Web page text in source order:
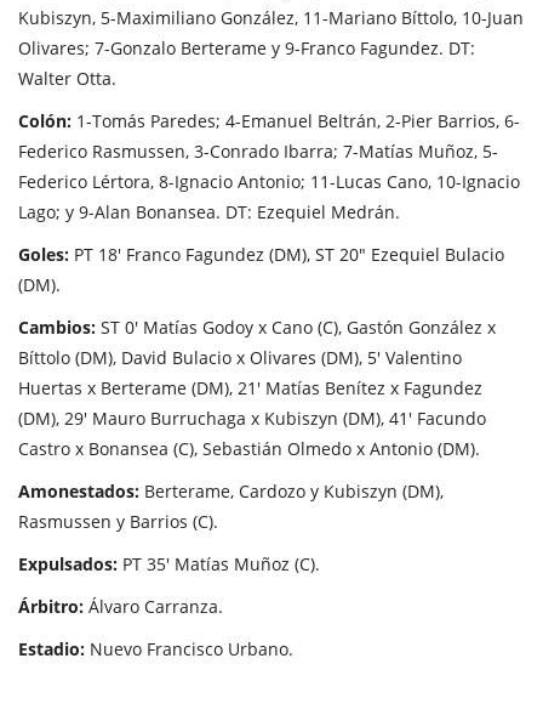
Kubiszyn, 5-Maximiliano González, 11-Mariano Bíttolo, 10-Juan
Olivares; 7-Gonzalo Berterame y 9-Franco Fagundez. DT:
Walter Otta.
Colón: 1-Tomás Paredes; 4-Emanuel Beltrán, 2-Pier Barrios, 6-
Federico Rasmussen, 3-Conrado Ibarra; 7-Matías Muñoz, 5-
Federico Lértora, 8-Ignacio Antonio; 11-Lucas Cano, 10-Ignacio
Lago; y 9-Alan Bonansea. DT: Ezequiel Medrán.
Goles: PT 18' Franco Fagundez (DM), ST 20" Ezequiel Bulacio
(DM).
Cambios: ST 0' Matías Godoy x Cano (C), Gastón González x
Bíttolo (DM), David Bulacio x Olivares (DM), 5' Valentino
Huertas x Berterame (DM), 21' Matías Benítez x Fagundez
(DM), 29' Mauro Burruchaga x Kubiszyn (DM), 41' Facundo
Castro x Bonansea (C), Sebastián Olmedo x Antonio (DM).
Amonestados: Berterame, Cardozo y Kubiszyn (DM),
Rasmussen y Barrios (C).
Expulsados: PT 35' Matías Muñoz (C).
Árbitro: Álvaro Carranza.
Estadio: Nuevo Francisco Urbano.